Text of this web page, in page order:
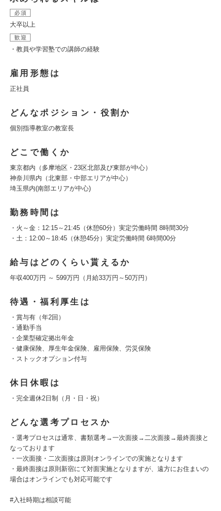
必須
大卒以上
歓迎
・教員や学習塾での講師の経験
雇用形態は
正社員
どんなポジション・役割か
個別指導教室の教室長
どこで働くか
東京都内（多摩地区・23区北部及び東部が中心）
神奈川県内（北東部・中部エリアが中心）
埼玉県内(南部エリアが中心)
勤務時間は
・火～金：12:15～21:45（休憩60分）実定労働時間 8時間30分
・土：12:00～18:45（休憩45分）実定労働時間 6時間00分
給与はどのくらい貰えるか
年収400万円 ～ 599万円（月給33万円～50万円）
待遇・福利厚生は
・賞与有（年2回）
・通勤手当
・企業型確定拠出年金
・健康保険、厚生年金保険、雇用保険、労災保険
・ストックオプション付与
休日休暇は
・完全週休2日制（月・日・祝）
どんな選考プロセスか
・選考プロセスは通常、書類選考→一次面接→二次面接→最終面接と
なっております
・一次面接・二次面接は原則オンラインでの実施となります
・最終面接は原則新宿にて対面実施となりますが、遠方にお住まいの
場合はオンラインでも対応可能です
#入社時期は相談可能